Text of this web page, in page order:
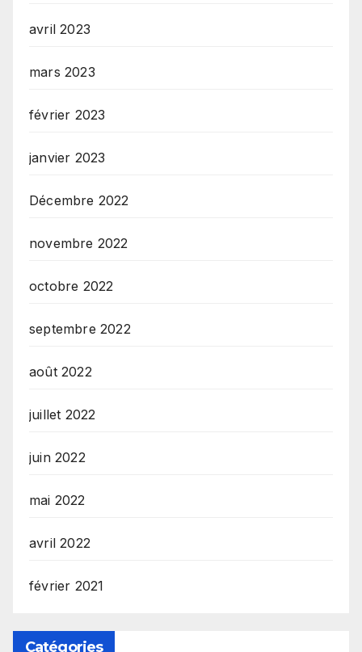
avril 2023
mars 2023
février 2023
janvier 2023
Décembre 2022
novembre 2022
octobre 2022
septembre 2022
août 2022
juillet 2022
juin 2022
mai 2022
avril 2022
février 2021
Catégories